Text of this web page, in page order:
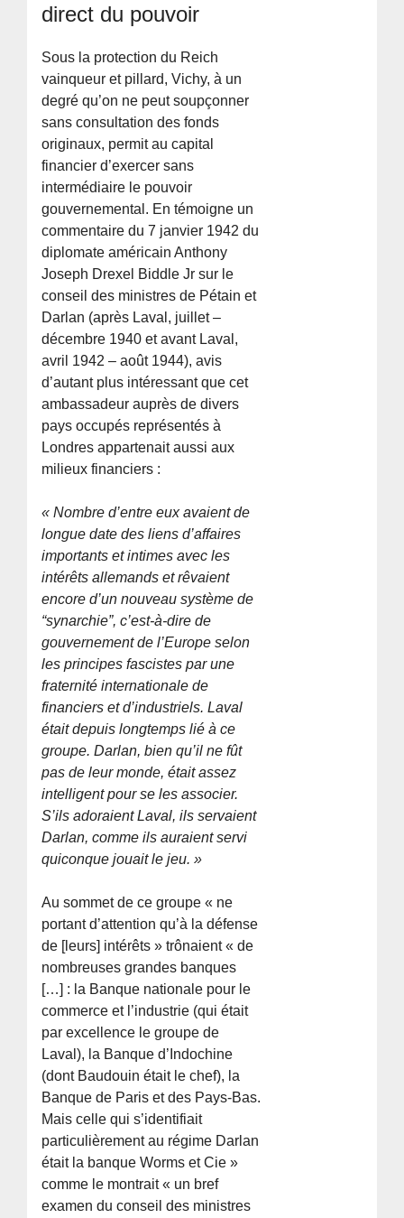
direct du pouvoir
Sous la protection du Reich
vainqueur et pillard, Vichy, à un
degré qu’on ne peut soupçonner
sans consultation des fonds
originaux, permit au capital
financier d’exercer sans
intermédiaire le pouvoir
gouvernemental. En témoigne un
commentaire du 7 janvier 1942 du
diplomate américain Anthony
Joseph Drexel Biddle Jr sur le
conseil des ministres de Pétain et
Darlan (après Laval, juillet –
décembre 1940 et avant Laval,
avril 1942 – août 1944), avis
d’autant plus intéressant que cet
ambassadeur auprès de divers
pays occupés représentés à
Londres appartenait aussi aux
milieux financiers :
« Nombre d’entre eux avaient de
longue date des liens d’affaires
importants et intimes avec les
intérêts allemands et rêvaient
encore d’un nouveau système de
“synarchie”, c’est-à-dire de
gouvernement de l’Europe selon
les principes fascistes par une
fraternité internationale de
financiers et d’industriels. Laval
était depuis longtemps lié à ce
groupe. Darlan, bien qu’il ne fût
pas de leur monde, était assez
intelligent pour se les associer.
S’ils adoraient Laval, ils servaient
Darlan, comme ils auraient servi
quiconque jouait le jeu. »
Au sommet de ce groupe « ne
portant d’attention qu’à la défense
de [leurs] intérêts » trônaient « de
nombreuses grandes banques
[…] : la Banque nationale pour le
commerce et l’industrie (qui était
par excellence le groupe de
Laval), la Banque d’Indochine
(dont Baudouin était le chef), la
Banque de Paris et des Pays-Bas.
Mais celle qui s’identifiait
particulièrement au régime Darlan
était la banque Worms et Cie »
comme le montrait « un bref
examen du conseil des ministres